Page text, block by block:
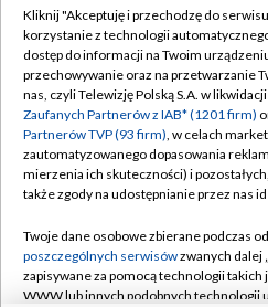
Abonament TVP
Emisja w TVP
Centrum informacji TVP
Naziemna Telewizja Cyfrowa
Rada Programowa
System NOS
Polityka
Moje
Kliknij "Akceptuję i przechodzę do
korzystanie z technologii
dostęp do informacji na Twoim
przechowywanie oraz na przetwarzanie
nas, czyli Telewizję Polską S.A. w
Zaufanych Partnerów z IAB* (1201 firm)
Partnerów TVP (93 firm), w celach
zautomatyzowanego dopasowania
mierzenia ich skuteczności) i
także zgody na udostępnianie przez nas
Twoje dane osobowe zbierane podczas
poszczególnych serwisówzwanych dalej
zapisywane za pomocą technologii
WWW lub innych podobnych technologii